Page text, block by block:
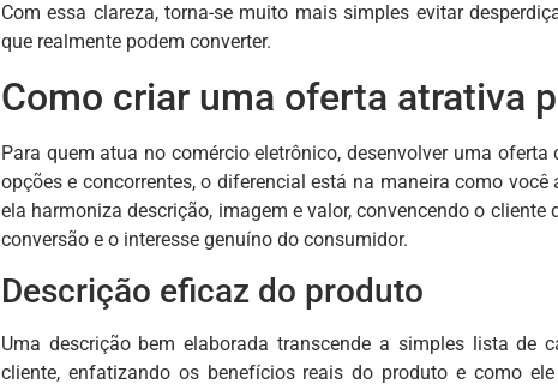
Com essa clareza, torna-se muito mais simples evitar
que realmente podem converter.
Como criar uma oferta atrativa
Para quem atua no comércio eletrônico, desenvolver uma
opções e concorrentes, o diferencial está na maneira como
ela harmoniza descrição, imagem e valor, convencendo o
conversão e o interesse genuíno do consumidor.
Descrição eficaz do produto
Uma descrição bem elaborada transcende a simples lista de
cliente, enfatizando os benefícios reais do produto e como